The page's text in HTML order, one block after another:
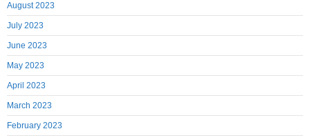
August 2023
July 2023
June 2023
May 2023
April 2023
March 2023
February 2023